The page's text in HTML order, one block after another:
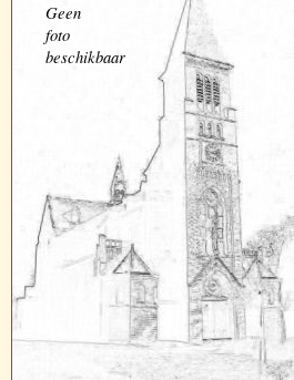
Geen
foto
beschikbaar